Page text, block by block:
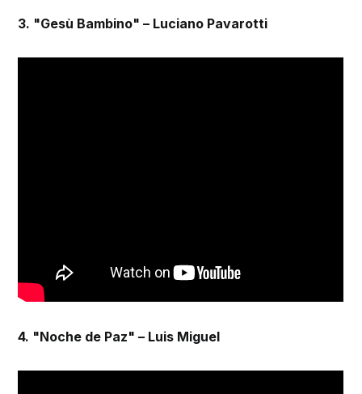
3. "Gesù Bambino" – Luciano Pavarotti
4. "Noche de Paz" – Luis Miguel